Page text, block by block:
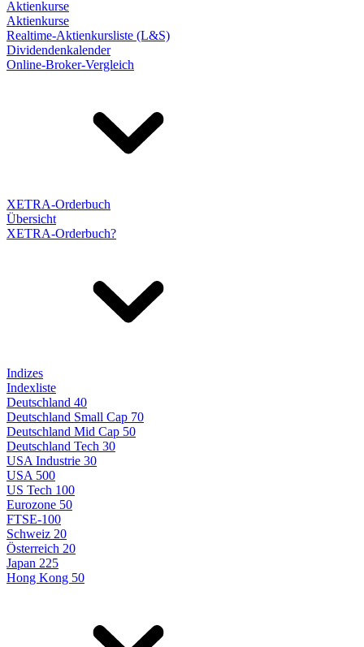
Aktienkurse
Aktienkurse
Realtime-Aktienkursliste (L&S)
Dividendenkalender
Online-Broker-Vergleich
XETRA-Orderbuch
Übersicht
XETRA-Orderbuch?
Indizes
Indexliste
Deutschland 40
Deutschland Small Cap 70
Deutschland Mid Cap 50
Deutschland Tech 30
USA Industrie 30
USA 500
US Tech 100
Eurozone 50
FTSE-100
Schweiz 20
Österreich 20
Japan 225
Hong Kong 50